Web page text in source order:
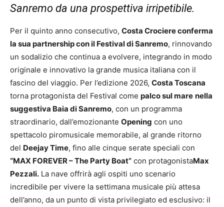
Sanremo da una prospettiva irripetibile.
Per il quinto anno consecutivo, Costa Crociere conferma
la sua partnership con il Festival di Sanremo, rinnovando
un sodalizio che continua a evolvere, integrando in modo
originale e innovativo la grande musica italiana con il
fascino del viaggio. Per l’edizione 2026, Costa Toscana
torna protagonista del Festival come palco sul mare nella
suggestiva Baia di Sanremo, con un programma
straordinario, dall’emozionante Opening con uno
spettacolo piromusicale memorabile, al grande ritorno
del Deejay Time, fino alle cinque serate speciali con
“MAX FOREVER – The Party Boat” con protagonistaMax
Pezzali. La nave offrirà agli ospiti uno scenario
incredibile per vivere la settimana musicale più attesa
dell’anno, da un punto di vista privilegiato ed esclusivo: il